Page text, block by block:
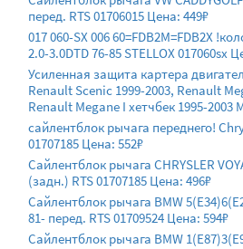
перед. RTS 01706015 Цена: 449₽
017 060-SX 006 60=FDB2M=FDB2X
2.0-3.0DTD 76-85 STELLOX 017060sx
Усиленная защита картера
Renault Scenic 1999-2003, Renault
Renault Megane I хетчбек 1995-2003
сайлентблок рычага переднего!
01707185 Цена: 552₽
Сайлентблок рычага CHRYSLER
(задн.) RTS 01707185 Цена: 496₽
Сайлентблок рычага BMW
81- перед. RTS 01709524 Цена: 594₽
Сайлентблок рычага BMW